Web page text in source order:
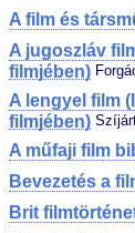
A film és
A jugoszláv
filmjében)
A lengyel film
filmjében)
A műfaji film
Bevezetés a
Brit